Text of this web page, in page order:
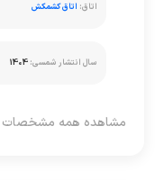
اتاق:اتاق کشمکش
سال انتشار شمسی:1404
مشاهده همه مشخصات